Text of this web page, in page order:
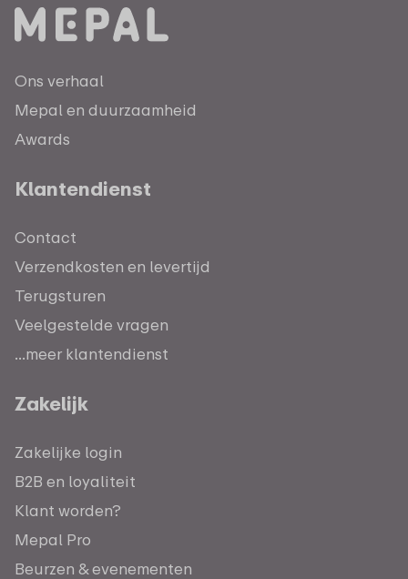
Ons verhaal
Mepal en duurzaamheid
Awards
Klantendienst
Contact
Verzendkosten en levertijd
Terugsturen
Veelgestelde vragen
...meer klantendienst
Zakelijk
Zakelijke login
B2B en loyaliteit
Klant worden?
Mepal Pro
Beurzen & evenementen